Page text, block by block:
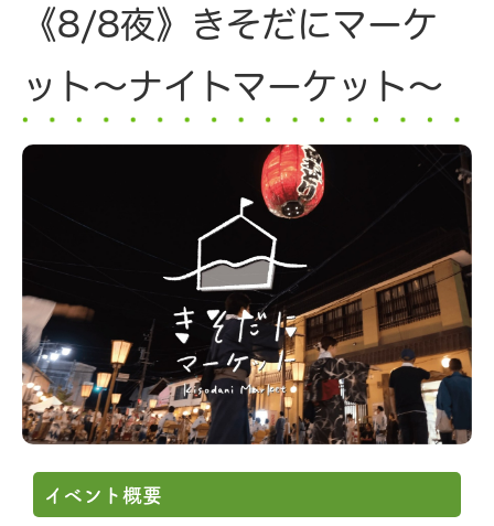
《8/8夜》きそだにマーケ
ット～ナイトマーケット～
イベント概要